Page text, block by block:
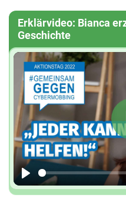
Erklärvideo: Bianca
Geschichte
Play